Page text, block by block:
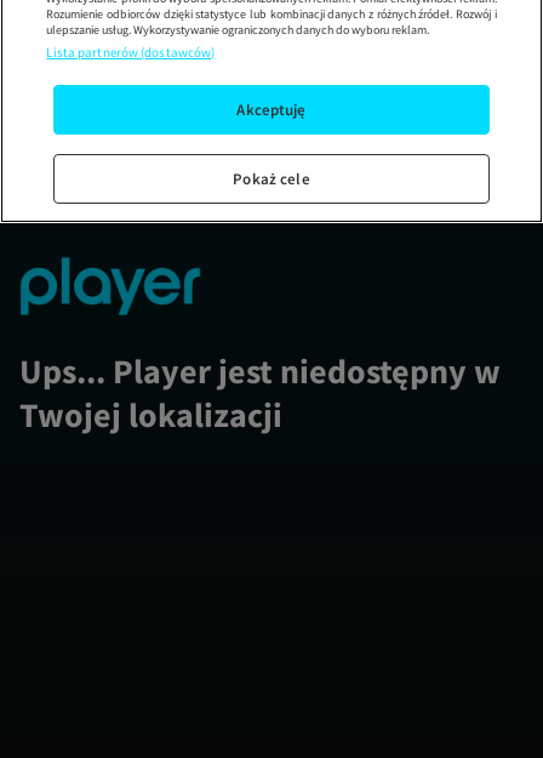
Ups... Player jest niedostępny w
Twojej lokalizacji
Rozumienie odbiorców dzięki statystyce lub kombinacji danych z różnych źródeł. Rozwój i
ulepszanie usług. Wykorzystywanie ograniczonych danych do wyboru reklam.
Lista partnerów (dostawców)
Akceptuję
Pokaż cele